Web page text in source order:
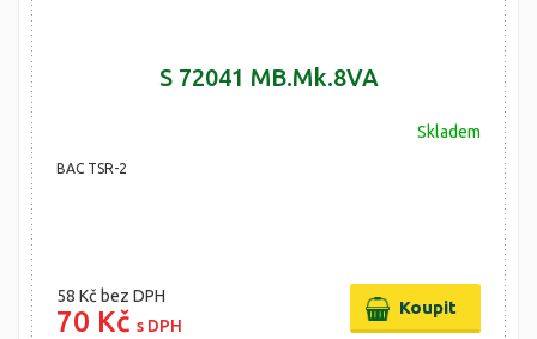
S 72041 MB.Mk.8VA
Skladem
BAC TSR-2
58 Kč bez DPH
70 Kč s DPH